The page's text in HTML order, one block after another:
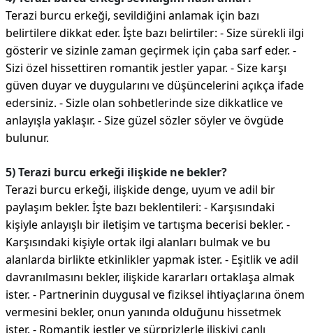
Terazi burcu erkeği, sevildiğini anlamak için bazı
belirtilere dikkat eder. İşte bazı belirtiler: - Size sürekli ilgi
gösterir ve sizinle zaman geçirmek için çaba sarf eder. -
Sizi özel hissettiren romantik jestler yapar. - Size karşı
güven duyar ve duygularını ve düşüncelerini açıkça ifade
edersiniz. - Sizle olan sohbetlerinde size dikkatlice ve
anlayışla yaklaşır. - Size güzel sözler söyler ve övgüde
bulunur.
5) Terazi burcu erkeği ilişkide ne bekler?
Terazi burcu erkeği, ilişkide denge, uyum ve adil bir
paylaşım bekler. İşte bazı beklentileri: - Karşısındaki
kişiyle anlayışlı bir iletişim ve tartışma becerisi bekler. -
Karşısındaki kişiyle ortak ilgi alanları bulmak ve bu
alanlarda birlikte etkinlikler yapmak ister. - Eşitlik ve adil
davranılmasını bekler, ilişkide kararları ortaklaşa almak
ister. - Partnerinin duygusal ve fiziksel ihtiyaçlarına önem
vermesini bekler, onun yanında olduğunu hissetmek
ister. - Romantik jestler ve sürprizlerle ilişkiyi canlı